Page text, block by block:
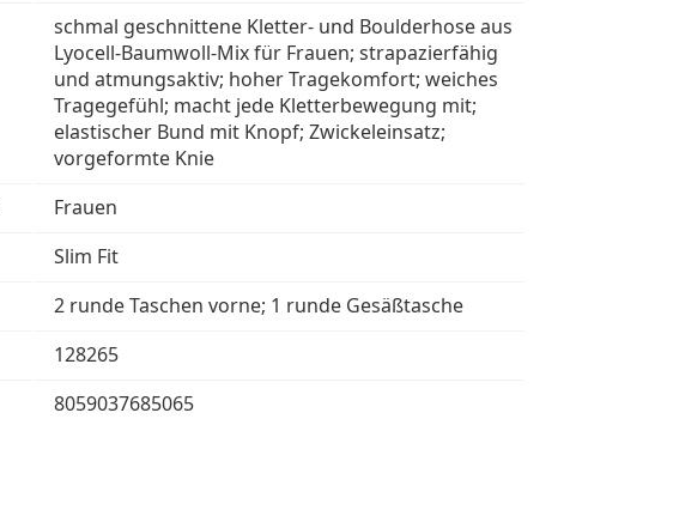
schmal geschnittene Kletter- und Boulderhose aus
Lyocell-Baumwoll-Mix für Frauen; strapazierfähig
und atmungsaktiv; hoher Tragekomfort; weiches
Tragegefühl; macht jede Kletterbewegung mit;
elastischer Bund mit Knopf; Zwickeleinsatz;
vorgeformte Knie
Frauen
Slim Fit
2 runde Taschen vorne; 1 runde Gesäßtasche
128265
8059037685065